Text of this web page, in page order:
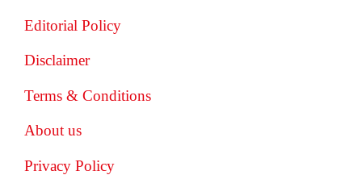
Editorial Policy
Disclaimer
Terms & Conditions
About us
Privacy Policy